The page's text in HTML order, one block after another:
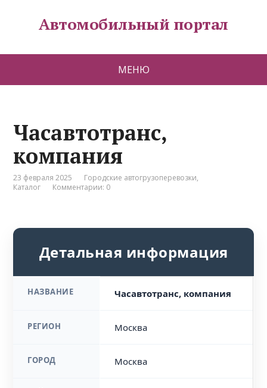
Автомобильный портал
МЕНЮ
Часавтотранс,
компания
23 февраля 2025 Городские автогрузоперевозки,
Каталог
Комментарии: 0
Детальная информация
НАЗВАНИЕ Часавтотранс, компания
РЕГИОН Москва
ГОРОД Москва